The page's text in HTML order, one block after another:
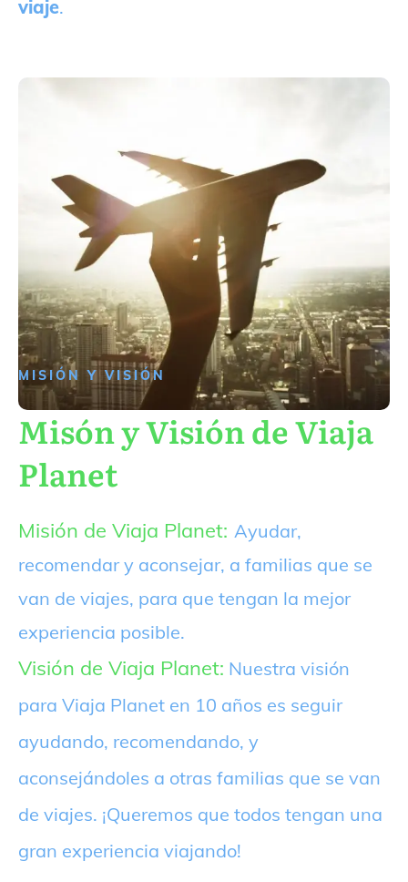
viaje.
MISIÓN Y VISIÓN
Misón y Visión de Viaja
Planet
Misión de Viaja Planet: Ayudar,
recomendar y aconsejar, a familias que se
van de viajes, para que tengan la mejor
experiencia posible.
Visión de Viaja Planet: Nuestra visión
para Viaja Planet en 10 años es seguir
ayudando, recomendando, y
aconsejándoles a otras familias que se van
de viajes. ¡Queremos que todos tengan una
gran experiencia viajando!